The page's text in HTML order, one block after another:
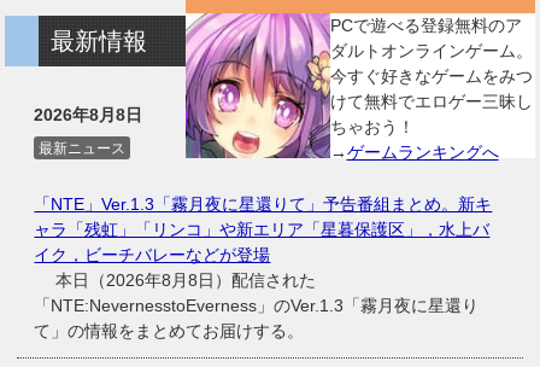
PCで遊べる登録無料のア
ダルトオンラインゲーム。
今すぐ好きなゲームをみつ
けて無料でエロゲー三昧し
ちゃおう！
→ゲームランキングへ
最新情報
2026年8月8日
最新ニュース
「NTE」Ver.1.3「霧月夜に星還りて」予告番組まとめ。新キ
ャラ「残虹」「リンコ」や新エリア「星暮保護区」，水上バ
イク，ビーチバレーなどが登場
本日（2026年8月8日）配信された
「NTE:NevernesstoEverness」のVer.1.3「霧月夜に星還り
て」の情報をまとめてお届けする。